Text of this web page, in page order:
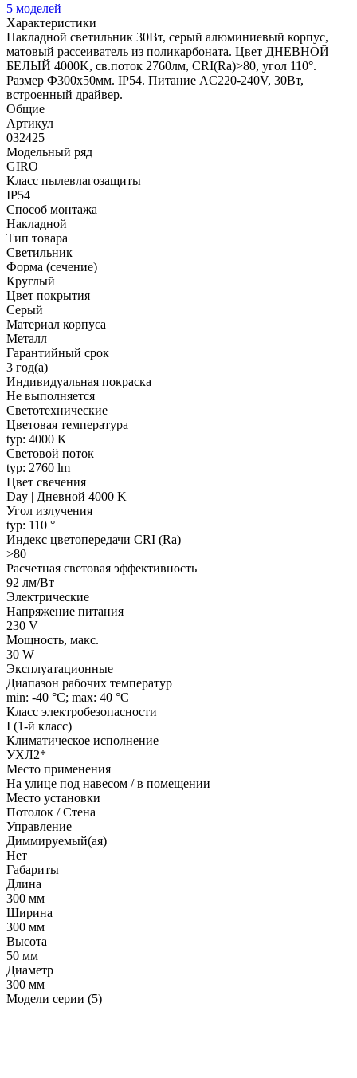
5 моделей
Характеристики
Накладной светильник 30Вт, серый алюминиевый корпус,
матовый рассеиватель из поликарбоната. Цвет ДНЕВНОЙ
БЕЛЫЙ 4000K, св.поток 2760лм, CRI(Ra)>80, угол 110°.
Размер Ф300x50мм. IP54. Питание AC220-240V, 30Вт,
встроенный драйвер.
Общие
Артикул
032425
Модельный ряд
GIRO
Класс пылевлагозащиты
IP54
Способ монтажа
Накладной
Тип товара
Светильник
Форма (сечение)
Круглый
Цвет покрытия
Серый
Материал корпуса
Металл
Гарантийный срок
3 год(а)
Индивидуальная покраска
Не выполняется
Светотехнические
Цветовая температура
typ: 4000 K
Световой поток
typ: 2760 lm
Цвет свечения
Day | Дневной 4000 K
Угол излучения
typ: 110 °
Индекс цветопередачи CRI (Ra)
>80
Расчетная световая эффективность
92 лм/Вт
Электрические
Напряжение питания
230 V
Мощность, макс.
30 W
Эксплуатационные
Диапазон рабочих температур
min: -40 °C; max: 40 °C
Класс электробезопасности
I (1-й класс)
Климатическое исполнение
УХЛ2*
Место применения
На улице под навесом / в помещении
Место установки
Потолок / Cтена
Управление
Диммируемый(ая)
Нет
Габариты
Длина
300 мм
Ширина
300 мм
Высота
50 мм
Диаметр
300 мм
Модели серии (5)